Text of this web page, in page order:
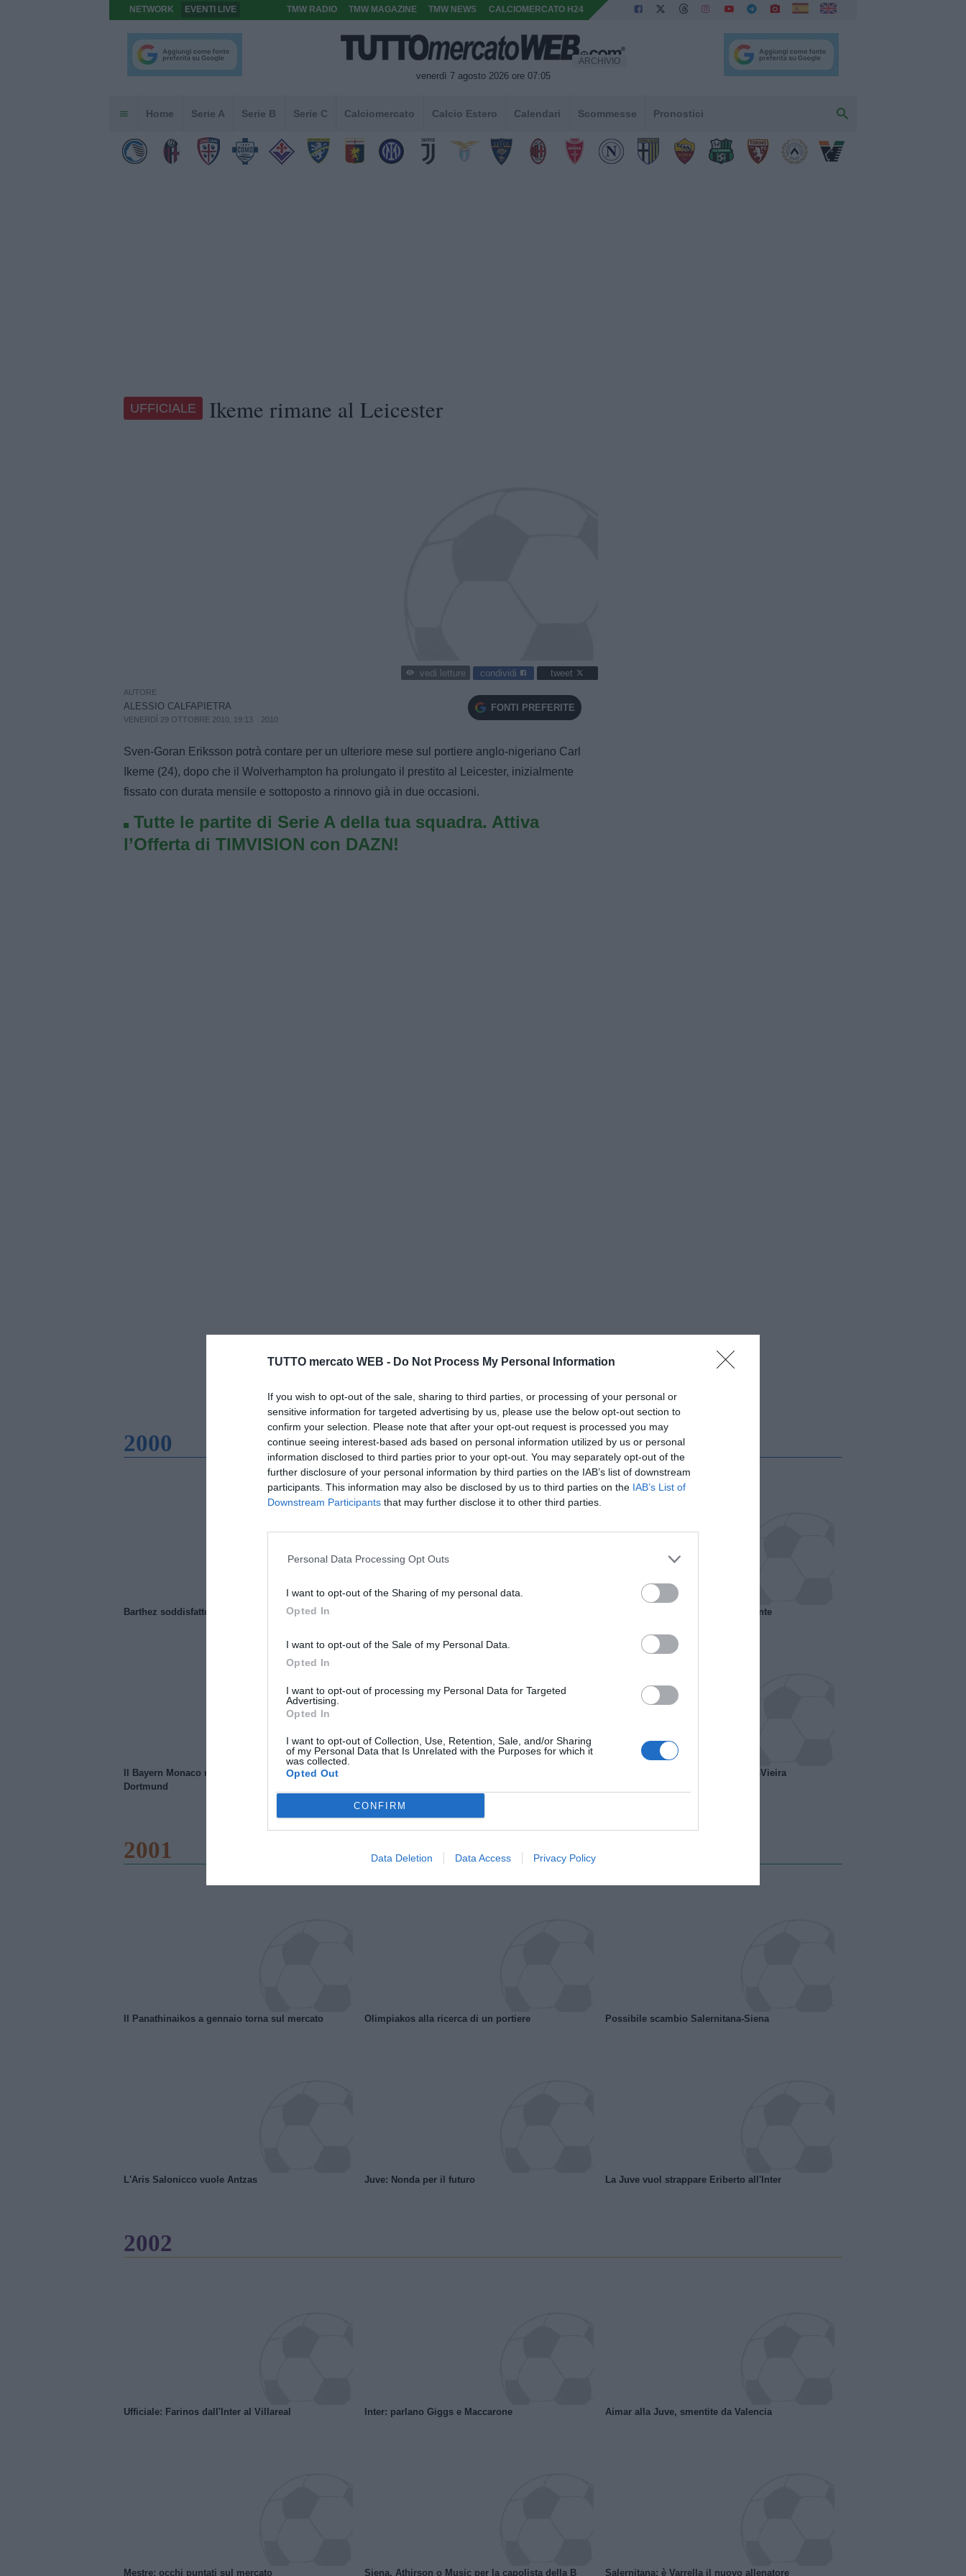
TUTTO mercato WEB - Do Not Process My Personal Information
If you wish to opt-out of the sale, sharing to third parties, or processing of your personal or
sensitive information for targeted advertising by us, please use the below opt-out section to
confirm your selection. Please note that after your opt-out request is processed you may
continue seeing interest-based ads based on personal information utilized by us or personal
information disclosed to third parties prior to your opt-out. You may separately opt-out of the
further disclosure of your personal information by third parties on the IAB’s list of downstream
participants. This information may also be disclosed by us to third parties on the IAB’s List of
Downstream Participants that may further disclose it to other third parties.
Personal Data Processing Opt Outs
I want to opt-out of the Sharing of my personal data.
Opted In
I want to opt-out of the Sale of my Personal Data.
Opted In
I want to opt-out of processing my Personal Data for Targeted
Advertising.
Opted In
I want to opt-out of Collection, Use, Retention, Sale, and/or Sharing
of my Personal Data that Is Unrelated with the Purposes for which it
was collected.
Opted Out
CONFIRM
Data Deletion Data Access Privacy Policy
NETWORK EVENTI LIVE TMW RADIO TMW MAGAZINE TMW NEWS CALCIOMERCATO H24
venerdì 7 agosto 2026 ore 07:05
ARCHIVIO
Home Serie A Serie B Serie C Calciomercato Calcio Estero Calendari Scommesse Pronostici
UFFICIALE Ikeme rimane al Leicester
vedi letture condividi tweet
AUTORE
ALESSIO CALFAPIETRA
VENERDÌ 29 OTTOBRE 2010, 19:13 2010
FONTI PREFERITE
Sven-Goran Eriksson potrà contare per un ulteriore mese sul portiere anglo-nigeriano Carl
Ikeme (24), dopo che il Wolverhampton ha prolungato il prestito al Leicester, inizialmente
fissato con durata mensile e sottoposto a rinnovo già in due occasioni.
Tutte le partite di Serie A della tua squadra. Attiva
l’Offerta di TIMVISION con DAZN!
2000
Barthez soddisfatto del Manchester United Francia, il Marsiglia senza presidente
Il Bayern Monaco ridimensiona il Borussia
Dortmund
A gennaio ipotesi scambio Davids-Vieira
2001
Il Panathinaikos a gennaio torna sul mercato Olimpiakos alla ricerca di un portiere Possibile scambio Salernitana-Siena
L'Aris Salonicco vuole Antzas Juve: Nonda per il futuro La Juve vuol strappare Eriberto all'Inter
2002
Ufficiale: Farinos dall'Inter al Villareal Inter: parlano Giggs e Maccarone Aimar alla Juve, smentite da Valencia
Mestre: occhi puntati sul mercato Siena, Athirson o Music per la capolista della B Salernitana: è Varrella il nuovo allenatore